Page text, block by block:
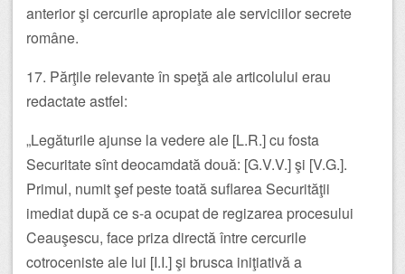
anterior şi cercurile apropiate ale serviciilor secrete
române.
17. Părţile relevante în speţă ale articolului erau
redactate astfel:
„Legăturile ajunse la vedere ale [L.R.] cu fosta
Securitate sînt deocamdată două: [G.V.V.] şi [V.G.].
Primul, numit şef peste toată suflarea Securităţii
imediat după ce s-a ocupat de regizarea procesului
Ceauşescu, face priza directă între cercurile
cotroceniste ale lui [I.I.] şi brusca iniţiativă a